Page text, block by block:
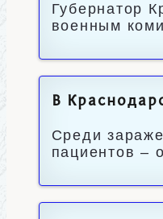
Губернатор
военным
В
Среди
пациентов –